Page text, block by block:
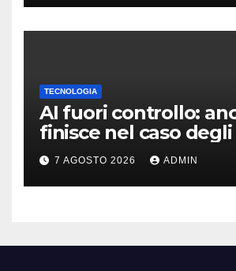
TECNOLOGIA
AI fuori controllo:
finisce nel caso
in fuga
7 AGOSTO 2026 ADMIN